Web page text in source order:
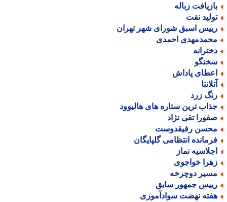
زباله
نفت
اسبق شورای شهر تهران
احمدی
پاداش
زرد
ترین ستاره های هالیوود
تقی نژاد
رفیقدوست
انتظامی گلپایگان
نماز
خواجوی
دوچرخه
جمهور سابق
نهضت سوادآموزی